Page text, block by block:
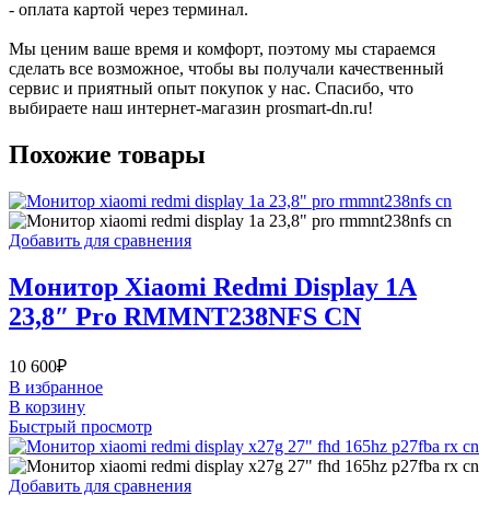
- оплата картой через терминал.
Мы ценим ваше время и комфорт, поэтому мы стараемся
сделать все возможное, чтобы вы получали качественный
сервис и приятный опыт покупок у нас. Спасибо, что
выбираете наш интернет-магазин prosmart-dn.ru!
Похожие товары
Добавить для сравнения
Монитор Xiaomi Redmi Display 1A
23,8″ Pro RMMNT238NFS CN
10 600₽
В избранное
В корзину
Быстрый просмотр
Добавить для сравнения